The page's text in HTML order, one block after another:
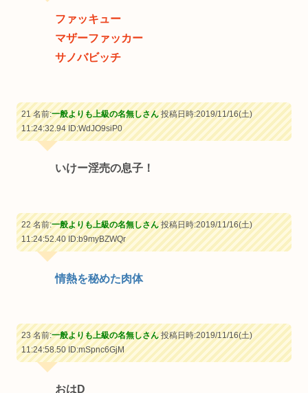
ファッキュー
マザーファッカー
サノバビッチ
21 名前:一般よりも上級の名無しさん投稿日時:2019/11/16(土)
11:24:32.94ID:WdJO9siP0
いけー淫売の息子！
22 名前:一般よりも上級の名無しさん投稿日時:2019/11/16(土)
11:24:52.40ID:b9myBZWQr
情熱を秘めた肉体
23 名前:一般よりも上級の名無しさん投稿日時:2019/11/16(土)
11:24:58.50ID:mSpnc6GjM
おはD